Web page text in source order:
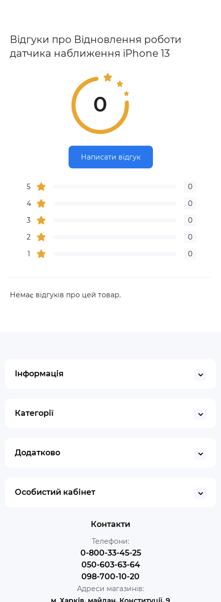
Відгуки про Відновлення роботи
датчика наближення iPhone 13
0
Написати відгук
5
0
4
0
3
0
2
0
1
0
Немає відгуків про цей товар.
Інформація
Категорії
Додатково
Особистий кабінет
Контакти
Телефони:
0-800-33-45-25
050-603-63-64
098-700-10-20
Адреси магазинів: